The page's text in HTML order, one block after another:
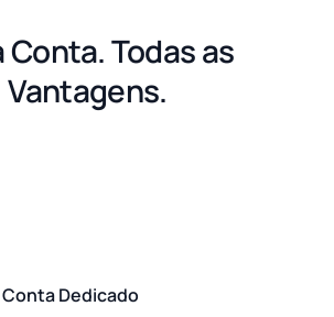
Conta. Todas as
Vantagens.
Dedicado